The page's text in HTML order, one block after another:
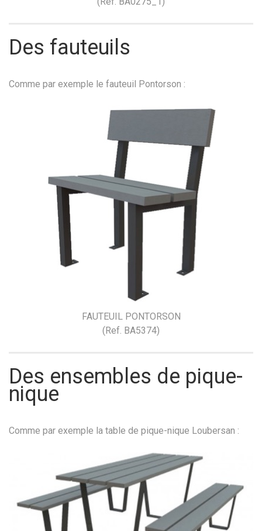
Des fauteuils
Comme par exemple le fauteuil Pontorson :
FAUTEUIL PONTORSON
(Ref. BA5374)
Des ensembles de pique-
nique
Comme par exemple la table de pique-nique Loubersan :